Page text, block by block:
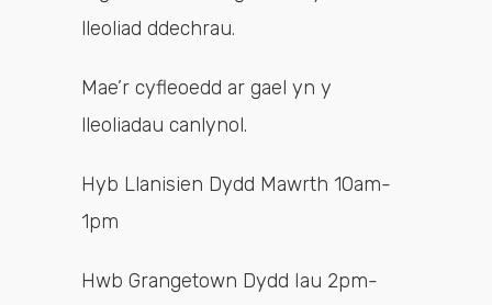
lleoliad ddechrau.
Mae’r cyfleoedd ar gael yn y
lleoliadau canlynol.
Hyb Llanisien Dydd Mawrth 10am-
1pm
Hwb Grangetown Dydd Iau 2pm-